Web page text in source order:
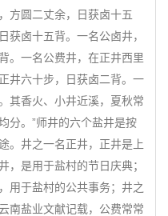
方圆二丈余，日获卤十五
获卤十五背。一名公卤井，
。一名公费井，在正井西里
井六十步，日获卤二背。一
其香火、小井近溪，夏秋常
分。”师井的六个盐井是按
。井之一名正井，正井是上
，是用于盐村的节日庆典；
用于盐村的公共事务；井之
南盐业文献记载，公费常常